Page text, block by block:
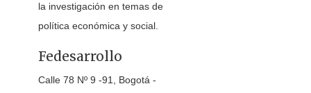
la investigación en temas de
política económica y social.
Fedesarrollo
Calle 78 Nº 9 -91, Bogotá -